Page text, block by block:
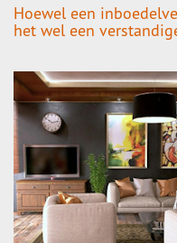
Hoewel een
het wel een